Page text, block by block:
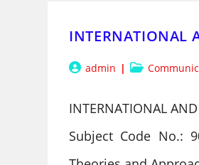
INTERNATIONAL
Postadmin
Post
INTERNATIONAL
Subject Code No.: